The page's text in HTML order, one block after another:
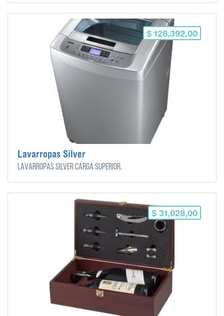
$ 128,392,00
Lavarropas Silver
Lavarropas Silver carga superior.
$ 31,028,00